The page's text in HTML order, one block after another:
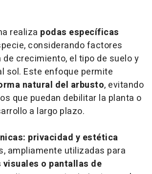
realiza podas específicas
considerando factores
de crecimiento, el tipo de suelo y
sol. Este enfoque permite
natural del arbusto, evitando
que puedan debilitar la planta o
a largo plazo.
privacidad y estética
ampliamente utilizadas para
visuales o pantallas de